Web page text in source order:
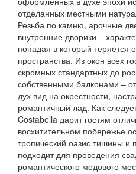
отделанных местными
Резьба по камню, арочные
внутренние дворики –
попадая в который
пространства. Из окон всех
скромных стандартных до
собственными балконами –
дух вид на окрестности,
романтичный лад. Как
Costabella дарит гостям
восхитительном побережье
тропический оазис тишины и
подходит для проведения
романтического медового